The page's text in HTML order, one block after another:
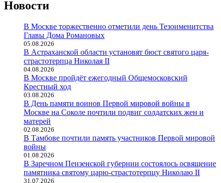
Новости
В Москве торжественно отметили день Тезоименитства
Главы Дома Романовых
05.08.2026
В Астраханской области установят бюст святого царя-
страстотерпца Николая II
04.08.2026
В Москве пройдёт ежегодный Общемосковский
Крестный ход
03.08.2026
В День памяти воинов Первой мировой войны в
Москве на Соколе почтили подвиг солдатских жен и
матерей
02.08.2026
В Тамбове почтили память участников Первой мировой
войны
01.08.2026
В Заречном Пензенской губернии состоялось освящение
памятника святому царю-страстотерпцу Николаю II
31.07.2026